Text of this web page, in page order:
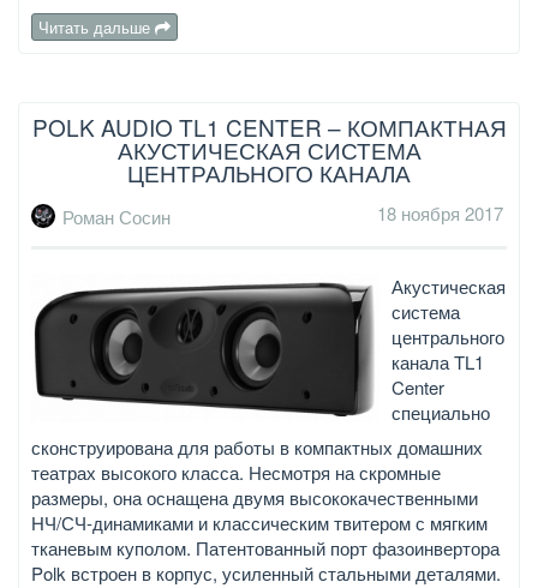
Читать дальше
POLK AUDIO TL1 CENTER – КОМПАКТНАЯ
АКУСТИЧЕСКАЯ СИСТЕМА
ЦЕНТРАЛЬНОГО КАНАЛА
Роман Сосин 18 ноября 2017
Акустическая
система
центрального
канала TL1
Center
специально
сконструирована для работы в компактных домашних
театрах высокого класса. Несмотря на скромные
размеры, она оснащена двумя высококачественными
НЧ/СЧ-динамиками и классическим твитером с мягким
тканевым куполом. Патентованный порт фазоинвертора
Polk встроен в корпус, усиленный стальными деталями.